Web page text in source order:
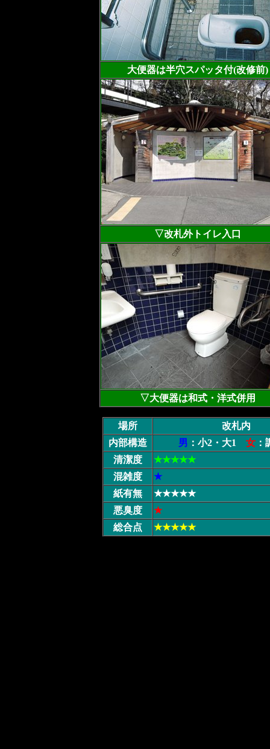
大便器は半穴スパッタ付(改修前)
▽改札外トイレ入口
▽大便器は和式・洋式併用
場所
改札内
内部構造
男 ：小2・大1 女
清潔度
★★★★★
混雑度
★
紙有無
★★★★★
悪臭度
★
総合点
★★★★★